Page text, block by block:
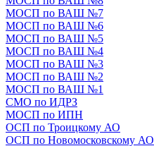
МОСП по ВАШ №7
МОСП по ВАШ №6
МОСП по ВАШ №5
МОСП по ВАШ №4
МОСП по ВАШ №3
МОСП по ВАШ №2
МОСП по ВАШ №1
СМО по ИДРЗ
МОСП по ИПН
ОСП по Троицкому АО
ОСП по Новомосковскому АО